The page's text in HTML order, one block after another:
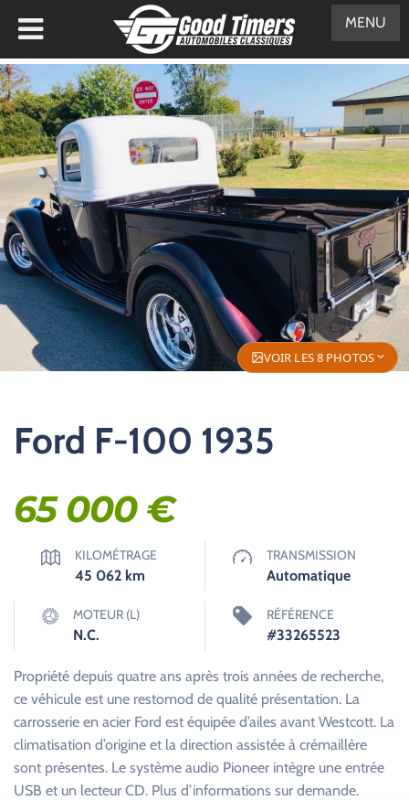
VOIR LES 8 PHOTOS
Ford F-100 1935
65 000€
KILOMÉTRAGE
45 062 km
TRANSMISSION
Automatique
MOTEUR (L)
N.C.
RÉFÉRENCE
#33265523
Propriété depuis quatre ans après trois années de recherche,
ce véhicule est une restomod de qualité présentation. La
carrosserie en acier Ford est équipée d’ailes avant Westcott. La
climatisation d’origine et la direction assistée à crémaillère
sont présentes. Le système audio Pioneer intègre une entrée
USB et un lecteur CD. Plus d’informations sur demande.
MENU